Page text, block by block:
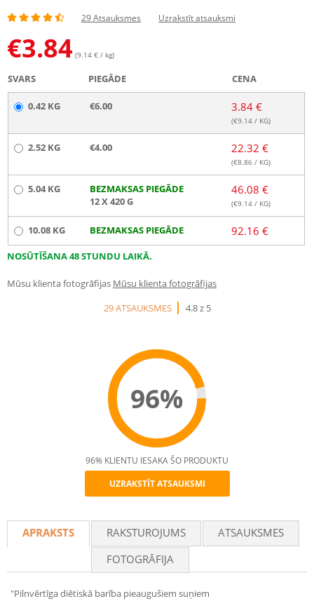
29 Atsauksmes Uzrakstīt atsauksmi
€3.84 (9.14 € / kg)
SVARS PIEGĀDE CENA
0.42 KG €6.00 3.84 €
(€9.14 / KG)
2.52 KG €4.00 22.32 €
(€8.86 / KG)
5.04 KG
BEZMAKSAS PIEGĀDE
12 X 420 G
46.08 €
(€9.14 / KG)
10.08 KG BEZMAKSAS PIEGĀDE 92.16 €
NOSŪTĪŠANA 48 STUNDU LAIKĀ.
Mūsu klienta fotogrāfijas Mūsu klienta fotogrāfijas
29 ATSAUKSMES
4.8 z 5
96%
Recommend
96% KLIENTU IESAKA ŠO PRODUKTU
UZRAKSTĪT ATSAUKSMI
APRAKSTS RAKSTUROJUMS
ATSAUKSMES
FOTOGRĀFIJA
"Pilnvērtīga diētiskā barība pieaugušiem suņiem